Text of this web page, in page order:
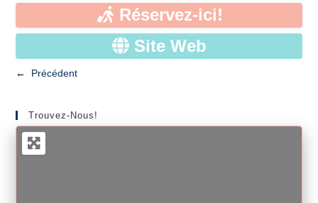
Réservez-ici!
Site Web
← Précédent
Trouvez-Nous!